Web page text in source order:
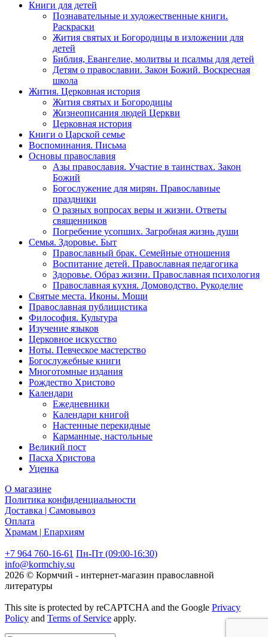
Книги для детей
Познавательные и художественные книги.
Раскраски
Жития святых и Богородицы в изложении для
детей
Библия, Евангелие, молитвы и псалмы для детей
Детям о православии. Закон Божий. Воскресная
школа
Жития. Церковная история
Жития святых и Богородицы
Жизнеописания людей Церкви
Церковная история
Книги о Царской семье
Воспоминания. Письма
Основы православия
Азы православия. Участие в таинствах. Закон
Божий
Богослужение для мирян. Православные
праздники
О разных вопросах веры и жизни. Ответы
священников
Погребение усопших. Загробная жизнь души
Семья. Здоровье. Быт
Православный брак. Семейные отношения
Воспитание детей. Православная педагогика
Здоровье. Образ жизни. Православная психология
Православная кухня. Домоводство. Рукоделие
Святые места. Иконы. Мощи
Православная публицистика
Философия. Культура
Изучение языков
Церковное искусство
Ноты. Певческое мастерство
Богослужебные книги
Многотомные издания
Рождество Христово
Календари
Ежедневники
Календари книгой
Настенные перекидные
Карманные, настольные
Великий пост
Пасха Христова
Уценка
О магазине
Политика конфиденциальности
Доставка | Самовывоз
Оплата
Храмам | Епархиям
+7 964 760-16-61 Пн-Пт (09:00-16:30)
info@kormchiy.su
2026 © Кормчий - интернет-магазин православной
литературы
This site is protected by reCAPTCHA and the Google Privacy
Policy and Terms of Service apply.